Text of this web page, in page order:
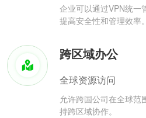
企业可以通过VPN统一
提高安全性和管理效率。
跨区域办公
全球资源访问
允许跨国公司在全球范
持跨区域协作。